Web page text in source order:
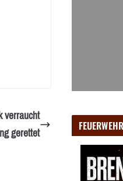
verraucht
gerettet